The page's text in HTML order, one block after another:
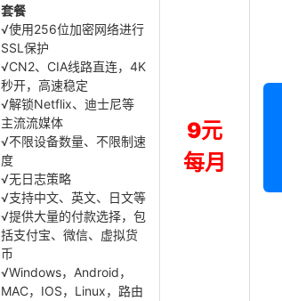
套餐
√使用256位加密网络进行
SSL保护
√CN2、CIA线路直连，4K
秒开，高速稳定
√解锁Netflix、迪士尼等
主流流媒体
√不限设备数量、不限制速
度
√无日志策略
√支持中文、英文、日文等
√提供大量的付款选择，包
括支付宝、微信、虚拟货
币
√Windows，Android，
MAC，IOS，Linux，路由
9元
每月